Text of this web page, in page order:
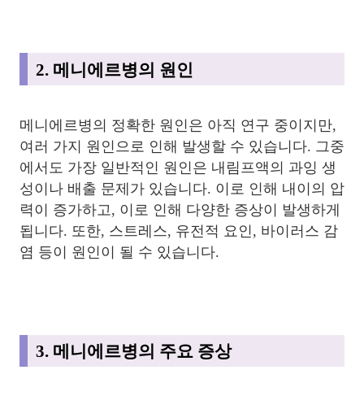
2. 메니에르병의 원인
메니에르병의 정확한 원인은 아직 연구 중이지만,
여러 가지 원인으로 인해 발생할 수 있습니다. 그중
에서도 가장 일반적인 원인은 내림프액의 과잉 생
성이나 배출 문제가 있습니다. 이로 인해 내이의 압
력이 증가하고, 이로 인해 다양한 증상이 발생하게
됩니다. 또한, 스트레스, 유전적 요인, 바이러스 감
염 등이 원인이 될 수 있습니다.
3. 메니에르병의 주요 증상